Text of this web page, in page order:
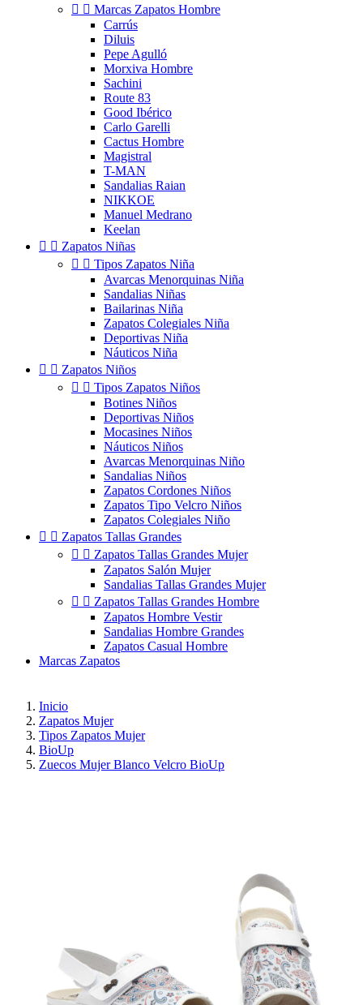
  Marcas Zapatos Hombre
Carrús
Diluis
Pepe Agulló
Morxiva Hombre
Sachini
Route 83
Good Ibérico
Carlo Garelli
Cactus Hombre
Magistral
T-MAN
Sandalias Raian
NIKKOE
Manuel Medrano
Keelan
  Zapatos Niñas
  Tipos Zapatos Niña
Avarcas Menorquinas Niña
Sandalias Niñas
Bailarinas Niña
Zapatos Colegiales Niña
Deportivas Niña
Náuticos Niña
  Zapatos Niños
  Tipos Zapatos Niños
Botines Niños
Deportivas Niños
Mocasines Niños
Náuticos Niños
Avarcas Menorquinas Niño
Sandalias Niños
Zapatos Cordones Niños
Zapatos Tipo Velcro Niños
Zapatos Colegiales Niño
  Zapatos Tallas Grandes
  Zapatos Tallas Grandes Mujer
Zapatos Salón Mujer
Sandalias Tallas Grandes Mujer
  Zapatos Tallas Grandes Hombre
Zapatos Hombre Vestir
Sandalias Hombre Grandes
Zapatos Casual Hombre
Marcas Zapatos
Inicio
Zapatos Mujer
Tipos Zapatos Mujer
BioUp
Zuecos Mujer Blanco Velcro BioUp